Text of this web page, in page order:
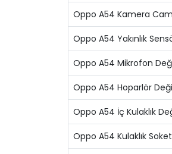
Oppo A54 Kamera
Oppo A54 Yakınlık
Oppo A54 Mikrofon
Oppo A54 Hoparlör
Oppo A54 İç Kulaklık
Oppo A54 Kulaklık